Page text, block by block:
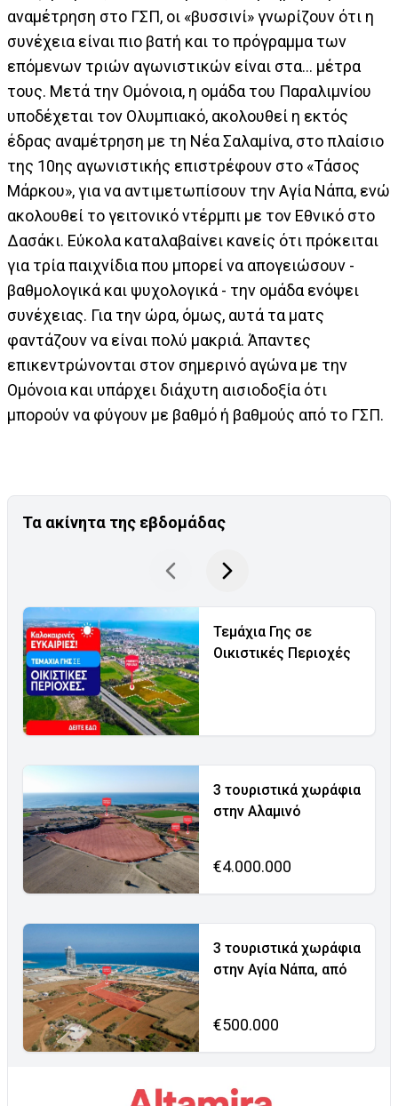
αναμέτρηση στο ΓΣΠ, οι «βυσσινί» γνωρίζουν ότι η
συνέχεια είναι πιο βατή και το πρόγραμμα των
επόμενων τριών αγωνιστικών είναι στα… μέτρα
τους. Μετά την Ομόνοια, η ομάδα του Παραλιμνίου
υποδέχεται τον Ολυμπιακό, ακολουθεί η εκτός
έδρας αναμέτρηση με τη Νέα Σαλαμίνα, στο πλαίσιο
της 10ης αγωνιστικής επιστρέφουν στο «Τάσος
Μάρκου», για να αντιμετωπίσουν την Αγία Νάπα, ενώ
ακολουθεί το γειτονικό ντέρμπι με τον Εθνικό στο
Δασάκι. Εύκολα καταλαβαίνει κανείς ότι πρόκειται
για τρία παιχνίδια που μπορεί να απογειώσουν -
βαθμολογικά και ψυχολογικά - την ομάδα ενόψει
συνέχειας. Για την ώρα, όμως, αυτά τα ματς
φαντάζουν να είναι πολύ μακριά. Άπαντες
επικεντρώνονται στον σημερινό αγώνα με την
Ομόνοια και υπάρχει διάχυτη αισιοδοξία ότι
μπορούν να φύγουν με βαθμό ή βαθμούς από το ΓΣΠ.
Τα ακίνητα της εβδομάδας
Τεμάχια Γης σε
Οικιστικές Περιοχές
3 τουριστικά χωράφια
στην Αλαμινό
€4.000.000
3 τουριστικά χωράφια
στην Αγία Νάπα, από
€500.000